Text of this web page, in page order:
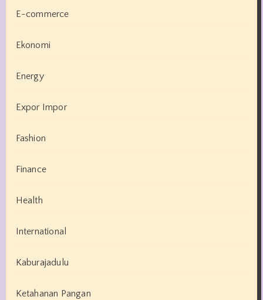
E-commerce
Ekonomi
Energy
Expor Impor
Fashion
Finance
Health
International
Kaburajadulu
Ketahanan Pangan